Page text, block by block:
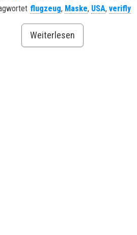
flugzeug, Maske, USA, verifly
Weiterlesen